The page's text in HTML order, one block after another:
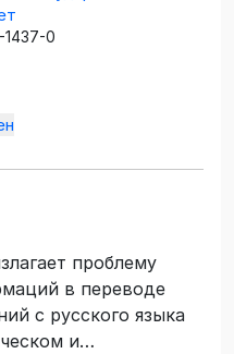
0
проблему
в переводе
с русского языка
и